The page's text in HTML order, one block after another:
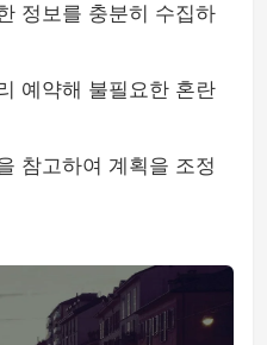
정보를 충분히 수집하
예약해 불필요한 혼란
참고하여 계획을 조정